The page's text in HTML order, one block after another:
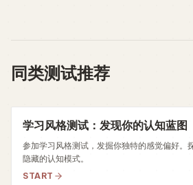
同类测试推荐
学习风格测试：发现你的认知蓝图
参加学习风格测试，发掘你独特的感觉偏好。
隐藏的认知模式。
START